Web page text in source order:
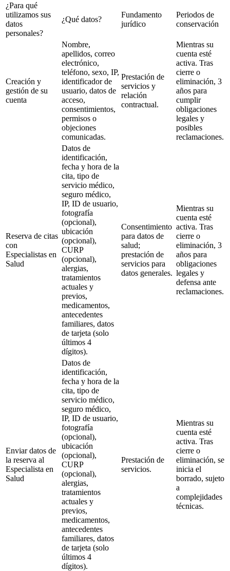
¿Para qué
utilizamos sus
datos
personales?
¿Qué datos?
Fundamento
jurídico
Periodos de
conservación
Creación y
gestión de su
cuenta
Nombre,
apellidos, correo
electrónico,
teléfono, sexo, IP,
identificador de
usuario, datos de
acceso,
consentimientos,
permisos o
objeciones
comunicadas.
Prestación de
servicios y
relación
contractual.
Mientras su
cuenta esté
activa. Tras
cierre o
eliminación, 3
años para
cumplir
obligaciones
legales y
posibles
reclamaciones.
Reserva de citas
con
Especialistas en
Salud
Datos de
identificación,
fecha y hora de la
cita, tipo de
servicio médico,
seguro médico,
IP, ID de usuario,
fotografía
(opcional),
ubicación
(opcional),
CURP
(opcional),
alergias,
tratamientos
actuales y
previos,
medicamentos,
antecedentes
familiares, datos
de tarjeta (solo
últimos 4
dígitos).
Consentimiento
para datos de
salud;
prestación de
servicios para
datos generales.
Mientras su
cuenta esté
activa. Tras
cierre o
eliminación, 3
años para
obligaciones
legales y
defensa ante
reclamaciones.
Enviar datos de
la reserva al
Especialista en
Salud
Datos de
identificación,
fecha y hora de la
cita, tipo de
servicio médico,
seguro médico,
IP, ID de usuario,
fotografía
(opcional),
ubicación
(opcional),
CURP
(opcional),
alergias,
tratamientos
actuales y
previos,
medicamentos,
antecedentes
familiares, datos
de tarjeta (solo
últimos 4
dígitos).
Prestación de
servicios.
Mientras su
cuenta esté
activa. Tras
cierre o
eliminación, se
inicia el
borrado, sujeto
a
complejidades
técnicas.